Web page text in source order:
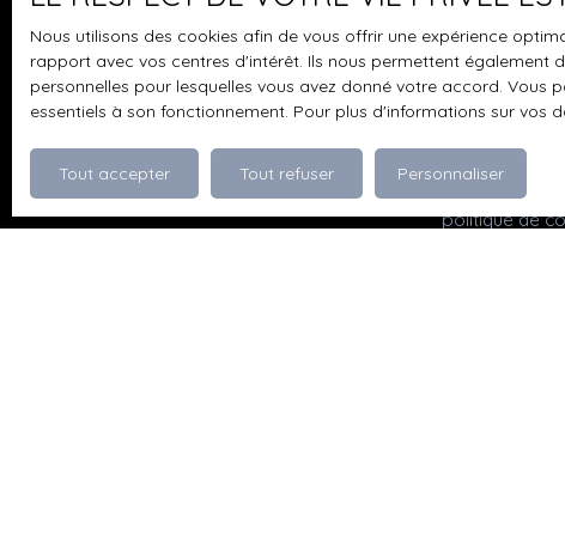
sur dalle béton d’environ 42 m², ainsi que d’une
dépendance d’environ 16 m². Chauffage au fioul.
Assainissement individuel à remettre aux normes.
Possibilité d’aménager l’étage, offrant un réel
potentiel d’agrandissement. Un bien au fort
potentiel, idéal pour un projet de résidence
principale ou secondaire, dans un cadre paisible.
Visite virtuelle sur demande.
pouvez vous
prévu par
Pour en
politique de
Nous utilisons des cookies afin de vous offrir une expérience
rapport avec vos centres d'intérêt. Ils nous permettent également
personnelles pour lesquelles vous avez donné votre accord. Vous
essentiels à son fonctionnement. Pour plus d'informations sur vos
Tout accepter Tout refuser Personnaliser